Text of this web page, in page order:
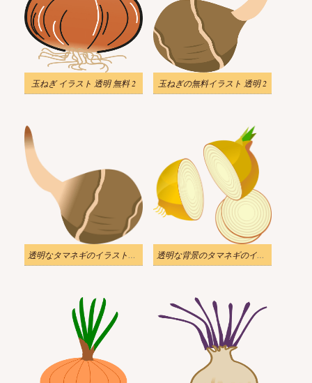
玉ねぎ イラスト 透明 無料 2 玉ねぎの無料イラスト 透明 2
透明なタマネギのイラストをダウンロード 透明な背景のタマネギのイラストをダウンロード